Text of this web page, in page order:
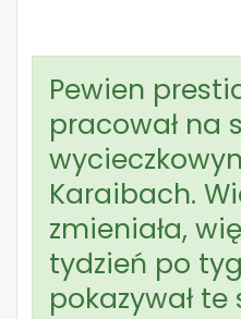
Pewien
pracował na
Karaibach.
zmieniała,
tydzień po
pokazywał te